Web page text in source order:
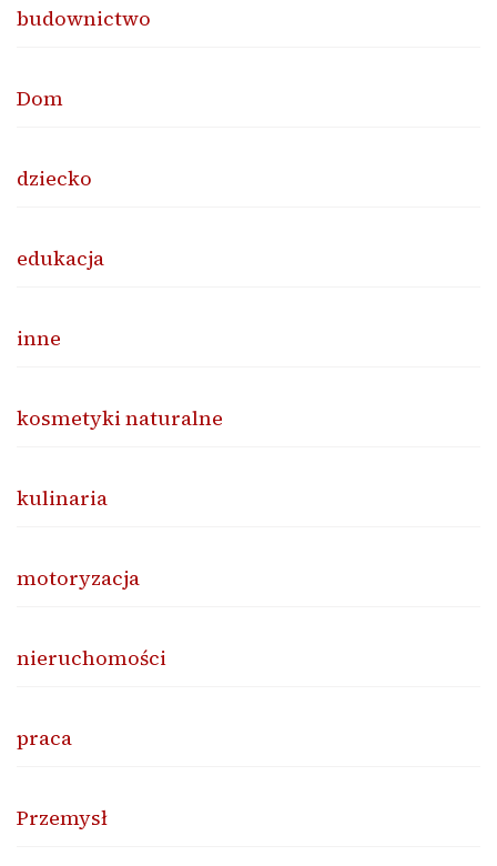
budownictwo
Dom
dziecko
edukacja
inne
kosmetyki naturalne
kulinaria
motoryzacja
nieruchomości
praca
Przemysł